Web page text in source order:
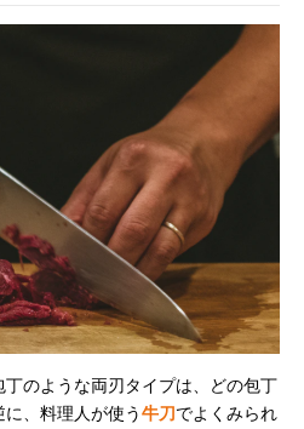
のような両刃タイプは、どの包丁
、料理人が使う牛刀でよくみられ